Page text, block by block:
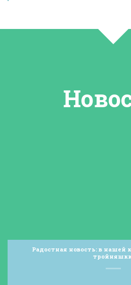
Радостная новость: в нашей